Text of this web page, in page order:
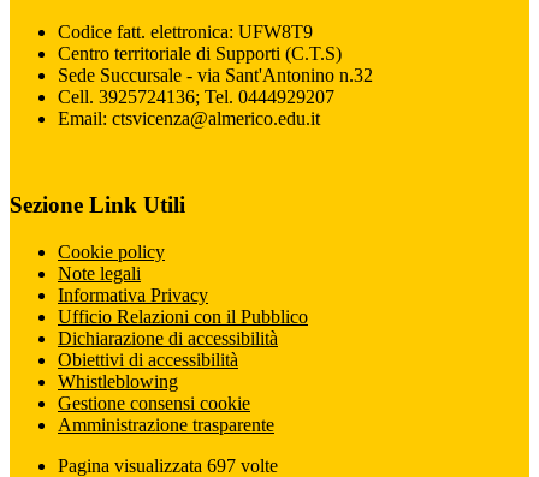
Codice fatt. elettronica: UFW8T9
Centro territoriale di Supporti (C.T.S)
Sede Succursale - via Sant'Antonino n.32
Cell. 3925724136; Tel. 0444929207
Email: ctsvicenza@almerico.edu.it
Sezione Link Utili
Cookie policy
Note legali
Informativa Privacy
Ufficio Relazioni con il Pubblico
Dichiarazione di accessibilità
Obiettivi di accessibilità
Whistleblowing
Gestione consensi cookie
Amministrazione trasparente
Pagina visualizzata 697 volte